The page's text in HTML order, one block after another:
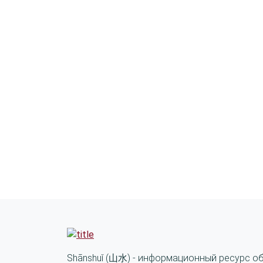
Shānshuǐ (山水) - информационный ресурс